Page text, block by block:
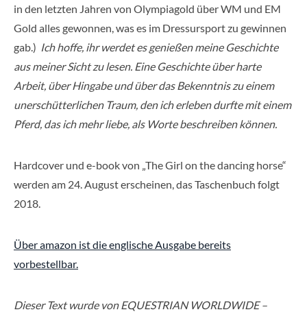
in den letzten Jahren von Olympiagold über WM und EM
Gold alles gewonnen, was es im Dressursport zu gewinnen
gab.) Ich hoffe, ihr werdet es genießen meine Geschichte
aus meiner Sicht zu lesen. Eine Geschichte über harte
Arbeit, über Hingabe und über das Bekenntnis zu einem
unerschütterlichen Traum, den ich erleben durfte mit einem
Pferd, das ich mehr liebe, als Worte beschreiben können.
Hardcover und e-book von „The Girl on the dancing horse“
werden am 24. August erscheinen, das Taschenbuch folgt
2018.
Über amazon ist die englische Ausgabe bereits
vorbestellbar.
Dieser Text wurde von EQUESTRIAN WORLDWIDE –